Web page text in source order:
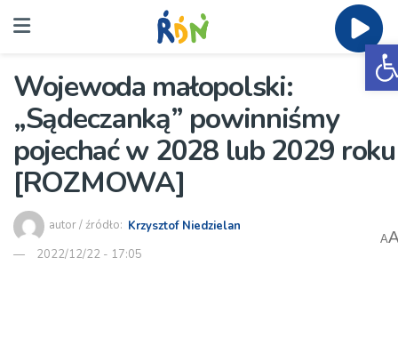
Wojewoda małopolski:
„Sądeczanką” powinniśmy
pojechać w 2028 lub 2029 roku
[ROZMOWA]
autor / źródło: Krzysztof Niedzielan
2022/12/22 - 17:05
A